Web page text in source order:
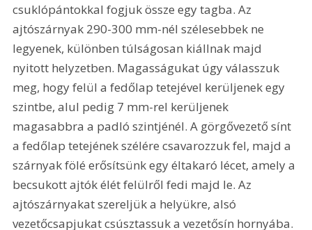
csuklópántokkal fogjuk össze egy tagba. Az
ajtószárnyak 290-300 mm-nél szélesebbek ne
legyenek, különben túlságosan kiállnak majd
nyitott helyzetben. Magasságukat úgy válasszuk
meg, hogy felül a fedőlap tetejével kerüljenek egy
szintbe, alul pedig 7 mm-rel kerüljenek
magasabbra a padló szintjénél. A görgővezető sínt
a fedőlap tetejének szélére csavarozzuk fel, majd a
szárnyak fölé erősítsünk egy éltakaró lécet, amely a
becsukott ajtók élét felülről fedi majd le. Az
ajtószárnyakat szereljük a helyükre, alsó
vezetőcsapjukat csúsztassuk a vezetősín hornyába.